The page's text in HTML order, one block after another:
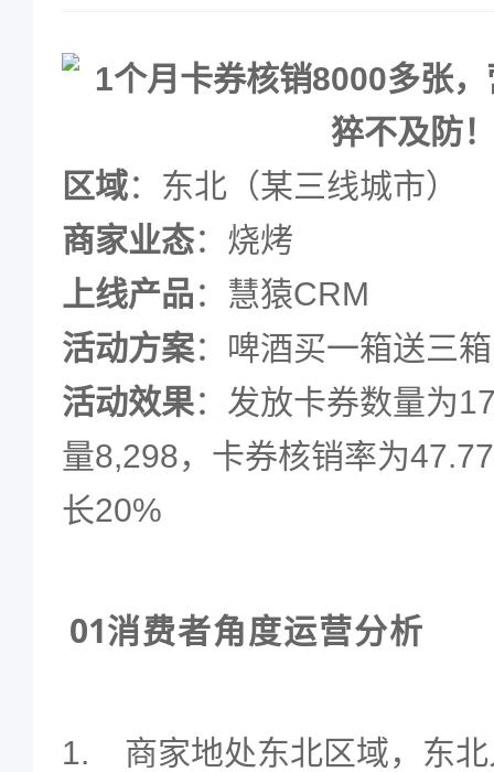
区域：东北（某三线城市）
商家业态：烧烤
上线产品： 慧猿CRM
活动方案：啤酒买一箱送三箱
活动效果：发放卡券数量为
量8,298，卡券核销率为
长20%
01消费者角度运营分析
1.
商家地处东北区域，东